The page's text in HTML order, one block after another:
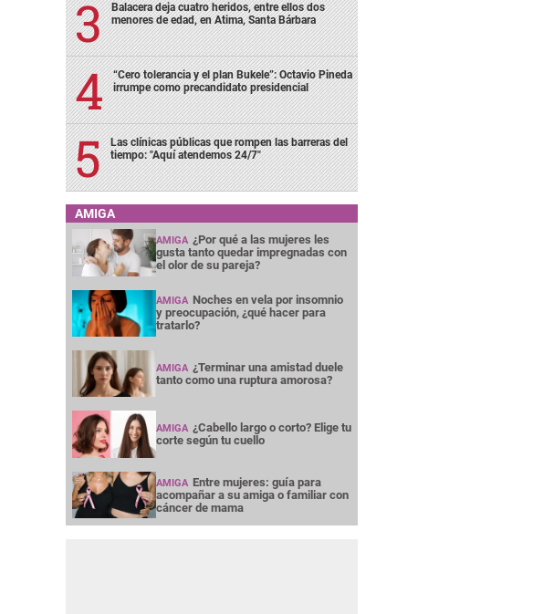
Balacera deja cuatro heridos, entre ellos dos
menores de edad, en Atima, Santa Bárbara
“Cero tolerancia y el plan Bukele”: Octavio Pineda
irrumpe como precandidato presidencial
Las clínicas públicas que rompen las barreras del
tiempo: "Aquí atendemos 24/7"
AMIGA
AMIGA ¿Por qué a las mujeres les
gusta tanto quedar impregnadas con
el olor de su pareja?
AMIGA Noches en vela por insomnio
y preocupación, ¿qué hacer para
tratarlo?
AMIGA ¿Terminar una amistad duele
tanto como una ruptura amorosa?
AMIGA ¿Cabello largo o corto? Elige tu
corte según tu cuello
AMIGA Entre mujeres: guía para
acompañar a su amiga o familiar con
cáncer de mama